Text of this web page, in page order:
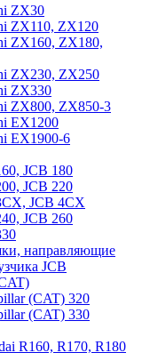
ZX30
ZX110, ZX120
ZX160, ZX180,
ZX230, ZX250
ZX330
ZX800, ZX850-3
EX1200
EX1900-6
JCB 180
JCB 220
JCB 4CX
JCB 260
направляющие
JCB
(CAT) 320
(CAT) 330
R160, R170, R180